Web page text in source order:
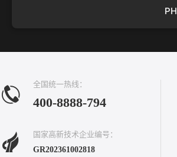
全国统一热线：
400-8888-794
国家高新技术企业编号：
GR202361002818